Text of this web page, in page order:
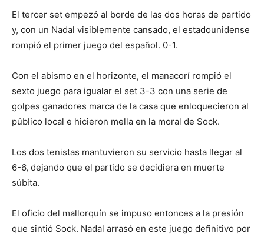
El tercer set empezó al borde de las dos horas de partido
y, con un Nadal visiblemente cansado, el estadounidense
rompió el primer juego del español. 0-1.
Con el abismo en el horizonte, el manacorí rompió el
sexto juego para igualar el set 3-3 con una serie de
golpes ganadores marca de la casa que enloquecieron al
público local e hicieron mella en la moral de Sock.
Los dos tenistas mantuvieron su servicio hasta llegar al
6-6, dejando que el partido se decidiera en muerte
súbita.
El oficio del mallorquín se impuso entonces a la presión
que sintió Sock. Nadal arrasó en este juego definitivo por